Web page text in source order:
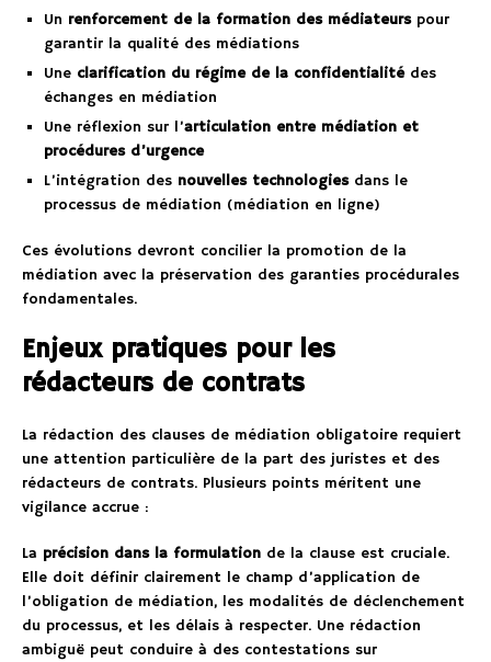
Un renforcement de la formation des médiateurspour
garantir la qualité des médiations
Une clarification du régime de la confidentialitédes
échanges en médiation
Une réflexion sur l’articulation entre médiation et
procédures d’urgence
L’intégration des nouvelles technologiesdans le
processus de médiation (médiation en ligne)
Ces évolutions devront concilier la promotion de la
médiation avec la préservation des garanties procédurales
fondamentales.
Enjeux pratiques pour les
rédacteurs de contrats
La rédaction des clauses de médiation obligatoire requiert
une attention particulière de la part des juristes et des
rédacteurs de contrats. Plusieurs points méritent une
vigilance accrue :
La précision dans la formulation de la clause est cruciale.
Elle doit définir clairement le champ d’application de
l’obligation de médiation, les modalités de déclenchement
du processus, et les délais à respecter. Une rédaction
ambiguë peut conduire à des contestations sur